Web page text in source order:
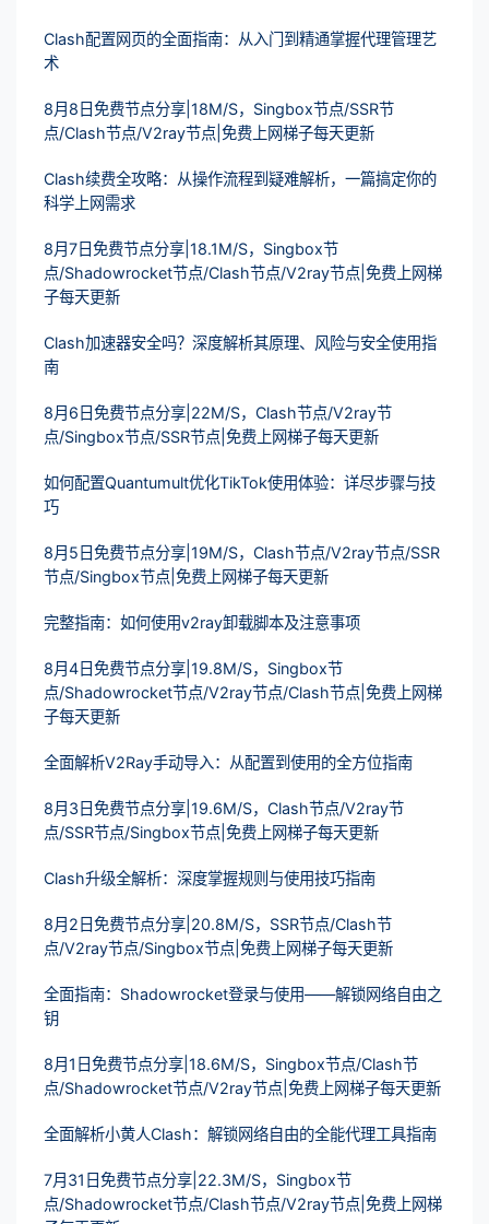
Clash配置网页的全面指南：从入门到精通掌握代理管理艺
术
8月8日免费节点分享|18M/S，Singbox节点/SSR节
点/Clash节点/V2ray节点|免费上网梯子每天更新
Clash续费全攻略：从操作流程到疑难解析，一篇搞定你的
科学上网需求
8月7日免费节点分享|18.1M/S，Singbox节
点/Shadowrocket节点/Clash节点/V2ray节点|免费上网梯
子每天更新
Clash加速器安全吗？深度解析其原理、风险与安全使用指
南
8月6日免费节点分享|22M/S，Clash节点/V2ray节
点/Singbox节点/SSR节点|免费上网梯子每天更新
如何配置Quantumult优化TikTok使用体验：详尽步骤与技
巧
8月5日免费节点分享|19M/S，Clash节点/V2ray节点/SSR
节点/Singbox节点|免费上网梯子每天更新
完整指南：如何使用v2ray卸载脚本及注意事项
8月4日免费节点分享|19.8M/S，Singbox节
点/Shadowrocket节点/V2ray节点/Clash节点|免费上网梯
子每天更新
全面解析V2Ray手动导入：从配置到使用的全方位指南
8月3日免费节点分享|19.6M/S，Clash节点/V2ray节
点/SSR节点/Singbox节点|免费上网梯子每天更新
Clash升级全解析：深度掌握规则与使用技巧指南
8月2日免费节点分享|20.8M/S，SSR节点/Clash节
点/V2ray节点/Singbox节点|免费上网梯子每天更新
全面指南：Shadowrocket登录与使用——解锁网络自由之
钥
8月1日免费节点分享|18.6M/S，Singbox节点/Clash节
点/Shadowrocket节点/V2ray节点|免费上网梯子每天更新
全面解析小黄人Clash：解锁网络自由的全能代理工具指南
7月31日免费节点分享|22.3M/S，Singbox节
点/Shadowrocket节点/Clash节点/V2ray节点|免费上网梯